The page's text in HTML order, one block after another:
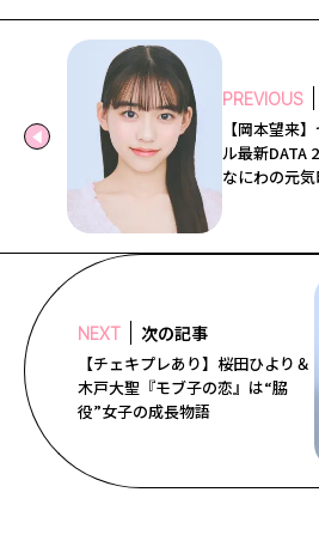
PREVIOUS
【岡本望来
ル最新DATA
なにわの元
NEXT 次の記事
【チェキプレあり】桜田ひより＆
木戸大聖『モブ子の恋』は“脇
役”女子の成長物語